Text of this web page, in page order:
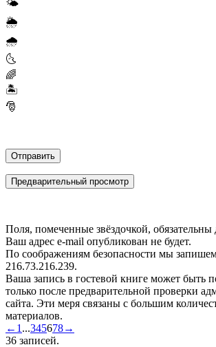
🌤
🌦
🌧
🌜
🌈
🏝
🎅
Поля, помеченные звёздочкой, обязательны
Ваш адрес e-mail опубликован не будет.
По соображениям безопасности мы
216.73.216.239.
Ваша запись в гостевой книге может быть
только после предварительной проверки
сайта. Эти меря связаны с большим
материалов.
Навигация
по
← 1 ...345678→
36 записей.